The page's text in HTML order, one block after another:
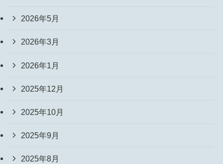
2026年5月
2026年3月
2026年1月
2025年12月
2025年10月
2025年9月
2025年8月